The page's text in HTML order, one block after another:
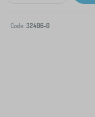
Code: 32406-0